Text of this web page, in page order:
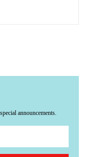
announcements.